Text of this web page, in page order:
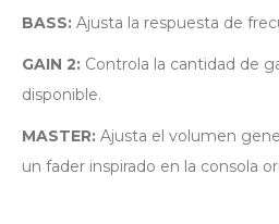
BASS: Ajusta la respuesta de
GAIN 2: Controla la cantidad de
disponible.
MASTER: Ajusta el volumen
un fader inspirado en la consola